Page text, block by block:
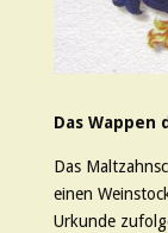
Das Wappen
Das
einen
Urkunde